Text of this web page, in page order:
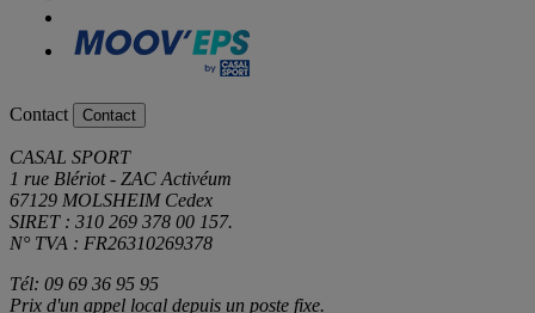
Contact Contact
CASAL SPORT
1 rue Blériot - ZAC Activéum
67129 MOLSHEIM Cedex
SIRET : 310 269 378 00 157.
N° TVA : FR26310269378
Tél: 09 69 36 95 95
Prix d'un appel local depuis un poste fixe.